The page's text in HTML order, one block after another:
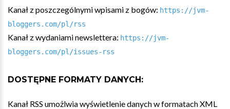
Kanał z poszczególnymi wpisami z bogów: https://jvm-
bloggers.com/pl/rss
Kanał z wydaniami newslettera: https://jvm-
bloggers.com/pl/issues-rss
DOSTĘPNE FORMATY DANYCH:
Kanał RSS umożlwia wyświetlenie danych w formatach XML